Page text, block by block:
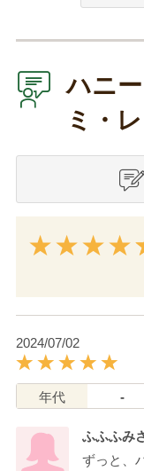
ハニ
ミ・
2024/07/02
年代 -
ふふふみ
ずっと、